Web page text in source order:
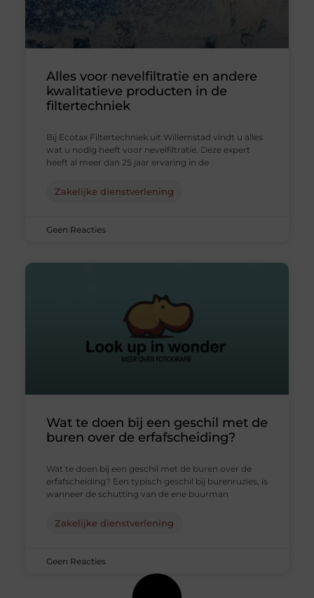
Alles voor nevelfiltratie en andere
kwalitatieve producten in de
filtertechniek
Bij Ecotax Filtertechniek uit Willemstad vindt u alles
wat u nodig heeft voor nevelfiltratie. Deze expert
heeft al meer dan 25 jaar ervaring in de
Zakelijke dienstverlening
Geen Reacties
Wat te doen bij een geschil met de
buren over de erfafscheiding?
Wat te doen bij een geschil met de buren over de
erfafscheiding? Een typisch geschil bij burenruzies, is
wanneer de schutting van de ene buurman
Zakelijke dienstverlening
Geen Reacties